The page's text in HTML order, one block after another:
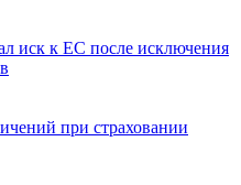
иск к ЕС после исключения
при страховании